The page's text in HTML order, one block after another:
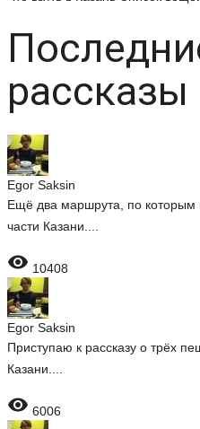
рассказы
Egor Saksin
Ещё два маршрута, по которым
части Казани....
 10408
Egor Saksin
Приступаю к рассказу о трёх
Казани....
 6006